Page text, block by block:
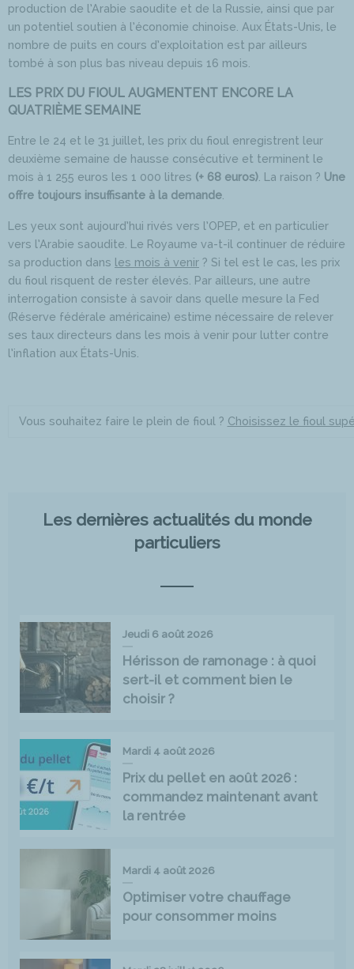
production de l’Arabie saoudite et de la Russie, ainsi que par
un potentiel soutien à l’économie chinoise. Aux États-Unis, le
nombre de puits en cours d’exploitation est par ailleurs
tombé à son plus bas niveau depuis 16 mois.
LES PRIX DU FIOUL AUGMENTENT ENCORE LA
QUATRIÈME SEMAINE
Entre le 24 et le 31 juillet, les prix du fioul enregistrent leur
deuxième semaine de hausse consécutive et terminent le
mois à 1 255 euros les 1 000 litres (+ 68 euros). La raison ? Une
offre toujours insuffisante à la demande.
Les yeux sont aujourd’hui rivés vers l’OPEP, et en particulier
vers l’Arabie saoudite. Le Royaume va-t-il continuer de réduire
sa production dans les mois à venir ? Si tel est le cas, les prix
du fioul risquent de rester élevés. Par ailleurs, une autre
interrogation consiste à savoir dans quelle mesure la Fed
(Réserve fédérale américaine) estime nécessaire de relever
ses taux directeurs dans les mois à venir pour lutter contre
l’inflation aux États-Unis.
Vous souhaitez faire le plein de fioul ? Choisissez le fioul
Les dernières actualités du monde
particuliers
Jeudi 6 août 2026
Hérisson de ramonage : à quoi
sert-il et comment bien le
choisir ?
Mardi 4 août 2026
Prix du pellet en août 2026 :
commandez maintenant avant
la rentrée
Mardi 4 août 2026
Optimiser votre chauffage
pour consommer moins